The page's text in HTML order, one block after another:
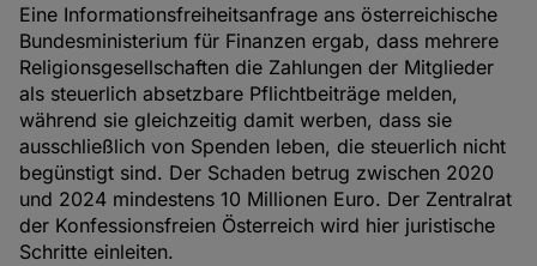
Eine Informationsfreiheitsanfrage ans österreichische
Bundesministerium für Finanzen ergab, dass mehrere
Religionsgesellschaften die Zahlungen der Mitglieder
als steuerlich absetzbare Pflichtbeiträge melden,
während sie gleichzeitig damit werben, dass sie
ausschließlich von Spenden leben, die steuerlich nicht
begünstigt sind. Der Schaden betrug zwischen 2020
und 2024 mindestens 10 Millionen Euro. Der Zentralrat
der Konfessionsfreien Österreich wird hier juristische
Schritte einleiten.